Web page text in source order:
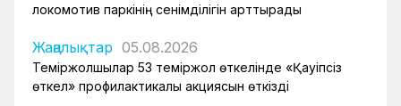
локомотив паркінің сенімділігін арттырады
Жаңалықтар 05.08.2026
Теміржолшылар 53 теміржол өткелінде «Қауіпсіз
өткел» профилактикалық акциясын өткізді